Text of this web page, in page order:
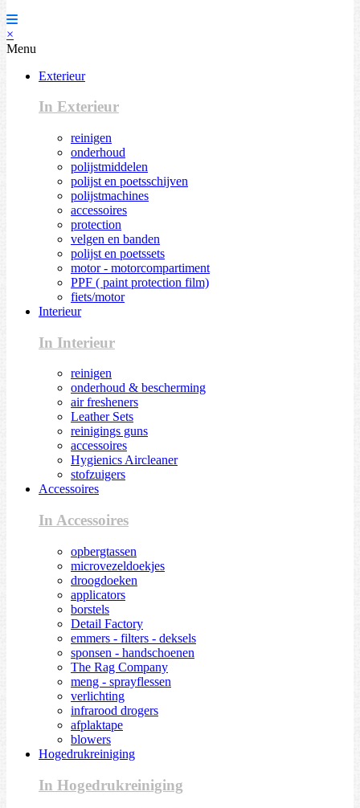
×
Menu
Exterieur
In Exterieur
reinigen
onderhoud
polijstmiddelen
polijst en poetsschijven
polijstmachines
accessoires
protection
velgen en banden
polijst en poetssets
motor - motorcompartiment
PPF ( paint protection film)
fiets/motor
Interieur
In Interieur
reinigen
onderhoud & bescherming
air fresheners
Leather Sets
reinigings guns
accessoires
Hygienics Aircleaner
stofzuigers
Accessoires
In Accessoires
opbergtassen
microvezeldoekjes
droogdoeken
applicators
borstels
Detail Factory
emmers - filters - deksels
sponsen - handschoenen
The Rag Company
meng - sprayflessen
verlichting
infrarood drogers
afplaktape
blowers
Hogedrukreiniging
In Hogedrukreiniging